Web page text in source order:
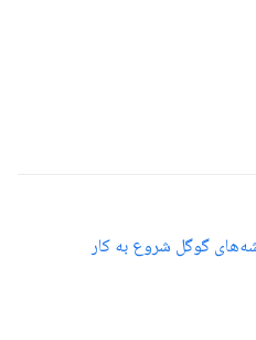
گوگل شروع به کار